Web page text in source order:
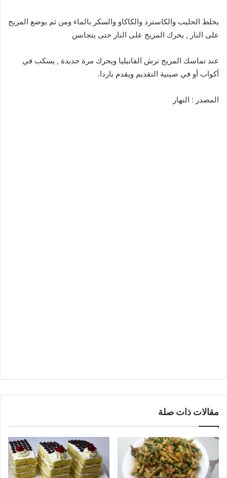
يخلط الحليب والكاسترد والكاكاو والسكر بالماء ومن ثم يوضع المزيج
على النار , يحرك المزيج على النار حتى يتجانس
عند تماسك المزيج ترش الفانيليا ويحرك مرة جديدة , يسكب في
أكواب أو في صينية التقديم ويقدم باردا.
المصدر : النهار
مقالات ذات صلة